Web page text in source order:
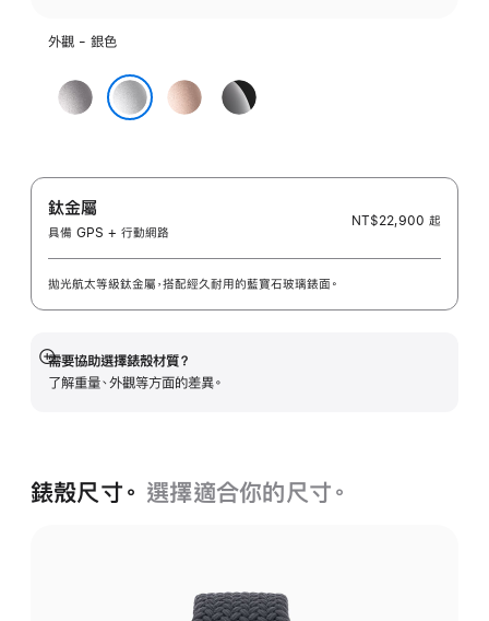
外觀 - 銀色
太
空
色
玫
瑰
色
曜
石
色
鈦金屬
具備 GPS + 行動網路
NT$22,900 起
拋光航太等級鈦金屬，搭配經久耐用的藍寶石玻璃錶面。
需要協助選擇錶殼材質？
了解重量、外觀等方面的差異。
顯
示
錶殼尺寸。 選擇適合你的尺寸。